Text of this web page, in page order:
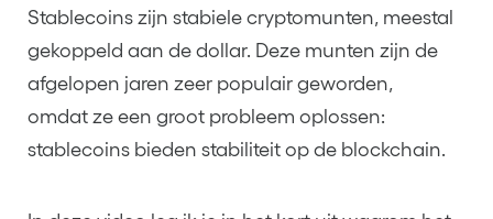
Stablecoins zijn stabiele cryptomunten, meestal
gekoppeld aan de dollar. Deze munten zijn de
afgelopen jaren zeer populair geworden,
omdat ze een groot probleem oplossen:
stablecoins bieden stabiliteit op de blockchain.